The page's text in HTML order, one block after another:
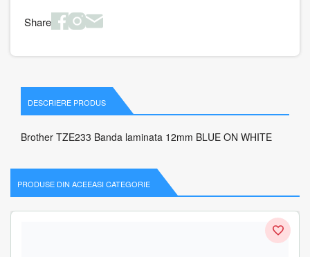
Share
DESCRIERE PRODUS
Brother TZE233 Banda laminata 12mm BLUE ON WHITE
PRODUSE DIN ACEEASI CATEGORIE